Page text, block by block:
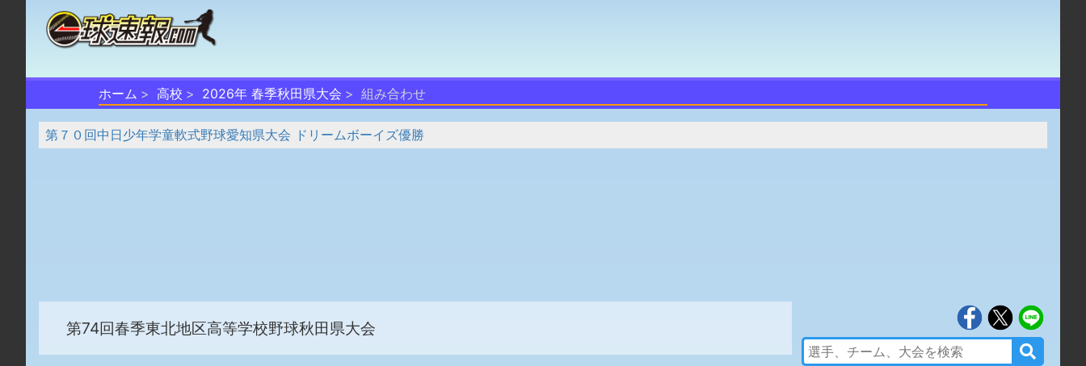
ホーム 高校 2026年 春季秋田県大会 組み合わせ
第７０回中日少年学童軟式野球愛知県大会 ドリームボーイズ優勝
第74回春季東北地区高等学校野球秋田県大会